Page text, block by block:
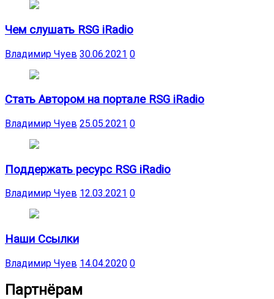
Чем слушать RSG iRadio
Владимир Чуев 30.06.2021 0
Стать Автором на портале RSG iRadio
Владимир Чуев 25.05.2021 0
Поддержать ресурс RSG iRadio
Владимир Чуев 12.03.2021 0
Наши Ссылки
Владимир Чуев 14.04.2020 0
Партнёрам